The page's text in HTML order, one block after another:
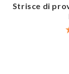
Strisce di